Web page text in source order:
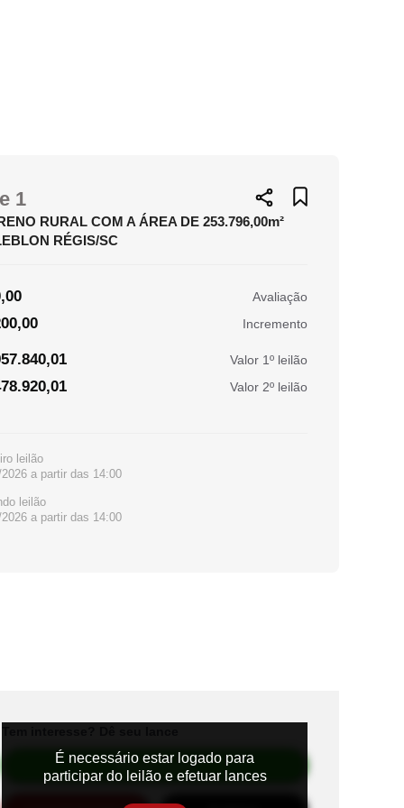
1
RURAL COM A ÁREA DE 253.796,00m²
RÉGIS/SC
Avaliação
Incremento
Valor 1º leilão
Valor 2º leilão
leilão
a partir das 14:00
leilão
a partir das 14:00
Efetuar Lance
É necessário estar logado para
participar do leilão e efetuar lances